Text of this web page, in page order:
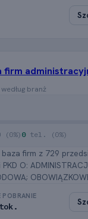
firm
branż
(0%)0 tel. (0%)
baza firm z 729
O:
POBRANIE